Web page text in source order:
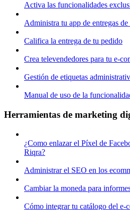
Activa las funcionalidades
Administra tu app de entregas de
Califica la entrega de tu pedido
Crea televendedores para tu e-
Gestión de etiquetas
Manual de uso de la
Herramientas de marketing
¿Como enlazar el Píxel de
Riqra?
Administrar el SEO en los
Cambiar la moneda para
Cómo integrar tu catálogo del e-